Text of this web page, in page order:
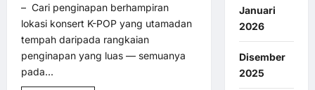
– Cari penginapan berhampiran
lokasi konsert K-POP yang utamadan
tempah daripada rangkaian
penginapan yang luas — semuanya
pada...
Januari
2026
Disember
2025